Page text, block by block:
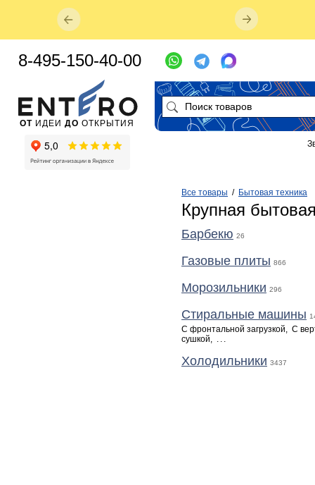
Все товары / Бытовая техника
Крупная
Барбекю 26
Газовые плиты 866
Морозильники 296
Стиральные машины
С фронтальной загрузкой, С
сушкой, ...
Холодильники 3437
ОТ ИДЕИ ДО ОТКРЫТИЯ
8-495-150-40-00